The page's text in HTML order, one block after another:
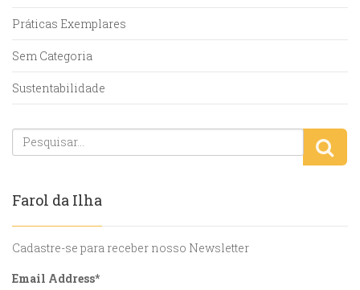
Práticas Exemplares
Sem Categoria
Sustentabilidade
Farol da Ilha
Cadastre-se para receber nosso Newsletter
Email Address*